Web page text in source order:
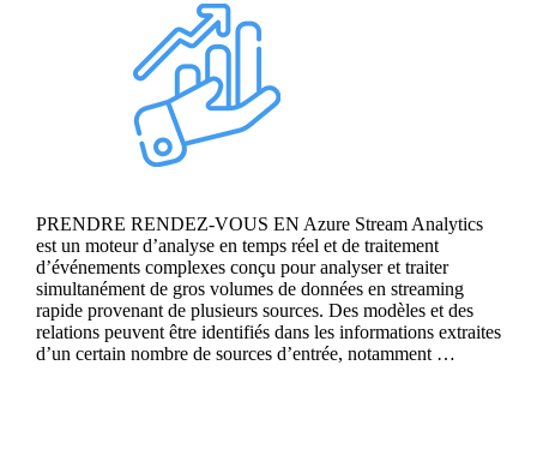
PRENDRE RENDEZ-VOUS EN Azure Stream Analytics
est un moteur d’analyse en temps réel et de traitement
d’événements complexes conçu pour analyser et traiter
simultanément de gros volumes de données en streaming
rapide provenant de plusieurs sources. Des modèles et des
relations peuvent être identifiés dans les informations extraites
d’un certain nombre de sources d’entrée, notamment …